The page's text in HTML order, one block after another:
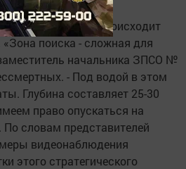
но сейчас поиски
ГЭС происходит
поиска - сложная для
начальника ЗПСО №
- Под водой в этом
Глубина составляет 25-30
право опускаться на
По словам представителей
видеонаблюдения
этого стратегического